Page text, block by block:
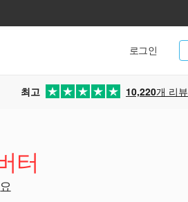
로그인
최고 10,220개 리뷰
터